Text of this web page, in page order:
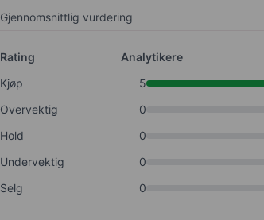
Gjennomsnittlig vurdering
Rating
Analytikere
Kjøp
5
Overvektig
0
Hold
0
Undervektig
0
Selg
0